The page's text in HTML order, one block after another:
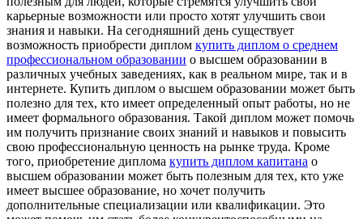
карьерные возможности или просто хотят улучшить свои
знания и навыки. На сегодняшний день существует
возможность приобрести диплом купить диплом о среднем
профессиональном образовании о высшем образовании в
различных учебных заведениях, как в реальном мире, так и в
интернете. Купить диплом о высшем образовании может быть
полезно для тех, кто имеет определенный опыт работы, но не
имеет формального образования. Такой диплом может помочь
им получить признание своих знаний и навыков и повысить
свою профессиональную ценность на рынке труда. Кроме
того, приобретение диплома купить диплом капитана о
высшем образовании может быть полезным для тех, кто уже
имеет высшее образование, но хочет получить
дополнительные специализации или квалификации. Это